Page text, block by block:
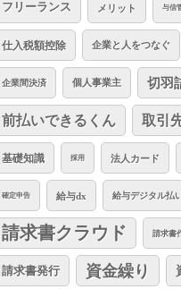
フリーランス メリット 与信
仕入税額控除 企業と人をつなぐ
企業間決済 個人事業主 切羽
前払いできるくん 取引
基礎知識 採用 法人カード
確定申告 給与dx 給与デジタル払
請求書クラウド 請求書
請求書発行 資金繰り